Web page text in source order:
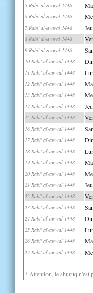
5 Rabi' al-awwal 1448
6 Rabi' al-awwal 1448
7 Rabi' al-awwal 1448
8 Rabi' al-awwal 1448
9 Rabi' al-awwal 1448
10 Rabi' al-awwal 1448
11 Rabi' al-awwal 1448
12 Rabi' al-awwal 1448
13 Rabi' al-awwal 1448
14 Rabi' al-awwal 1448
15 Rabi' al-awwal 1448
16 Rabi' al-awwal 1448
17 Rabi' al-awwal 1448
18 Rabi' al-awwal 1448
19 Rabi' al-awwal 1448
20 Rabi' al-awwal 1448
21 Rabi' al-awwal 1448
22 Rabi' al-awwal 1448
23 Rabi' al-awwal 1448
24 Rabi' al-awwal 1448
25 Rabi' al-awwal 1448
26 Rabi' al-awwal 1448
27 Rabi' al-awwal 1448
* Attention, le shuruq n'est